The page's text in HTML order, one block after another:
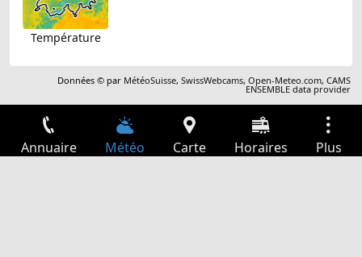
Température
Données © par MétéoSuisse,SwissWebcams,Open-Meteo.com,CAMS
ENSEMBLE data provider
Annuaire Météo Carte Horaires Plus